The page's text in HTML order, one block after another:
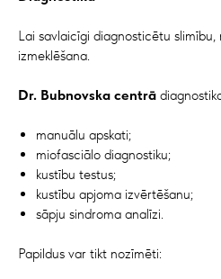
Lai savlaicīgi diagnosticētu
izmeklēšana.
Dr. Bubnovska centrā
manuālu apskati;
miofasciālo diagnostiku;
kustību testus;
kustību apjoma izvērtēšanu;
sāpju sindroma analīzi.
Papildus var tikt nozīmēti: